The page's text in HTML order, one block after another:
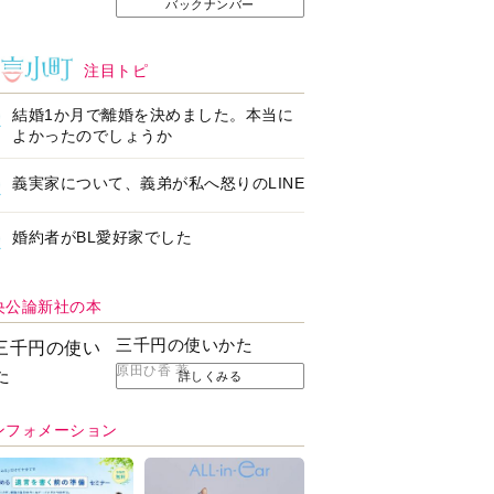
バックナンバー
注目トピ
結婚1か月で離婚を決めました。本当に
よかったのでしょうか
義実家について、義弟が私へ怒りのLINE
婚約者がBL愛好家でした
公論新社の本
三千円の使いかた
原田ひ香 著詳しくみる
フォメーション